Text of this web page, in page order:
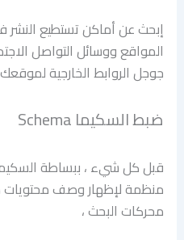
إبحث عن أماكن تستطيع النشر
المواقع ووسائل التواصل
جوجل الروابط الخارجية
ضبط السكيما Schema
منظمة لإظهار وصف
محركات البحث ،